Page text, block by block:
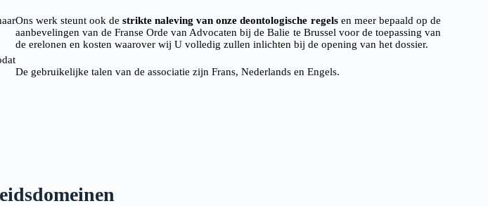
Ons werk steunt ook destrikte naleving van onze deontologische regelsen meer bepaald op de
aanbevelingen van de Franse Orde van Advocaten bij de Balie te Brussel voor de toepassing van
de erelonen en kosten waarover wij U volledig zullen inlichten bij de opening van het dossier.
De gebruikelijke talen van de associatie zijn Frans, Nederlands en Engels.